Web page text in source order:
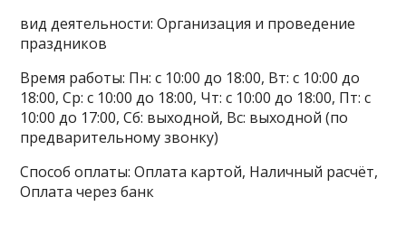
вид деятельности: Организация и проведение
праздников
Время работы: Пн: с 10:00 до 18:00, Вт: с 10:00 до
18:00, Ср: с 10:00 до 18:00, Чт: с 10:00 до 18:00, Пт: с
10:00 до 17:00, Сб: выходной, Вс: выходной (по
предварительному звонку)
Способ оплаты: Оплата картой, Наличный расчёт,
Оплата через банк